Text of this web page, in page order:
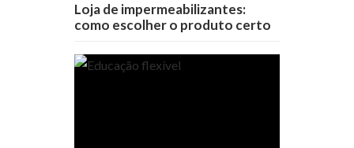
Loja de impermeabilizantes:
como escolher o produto certo